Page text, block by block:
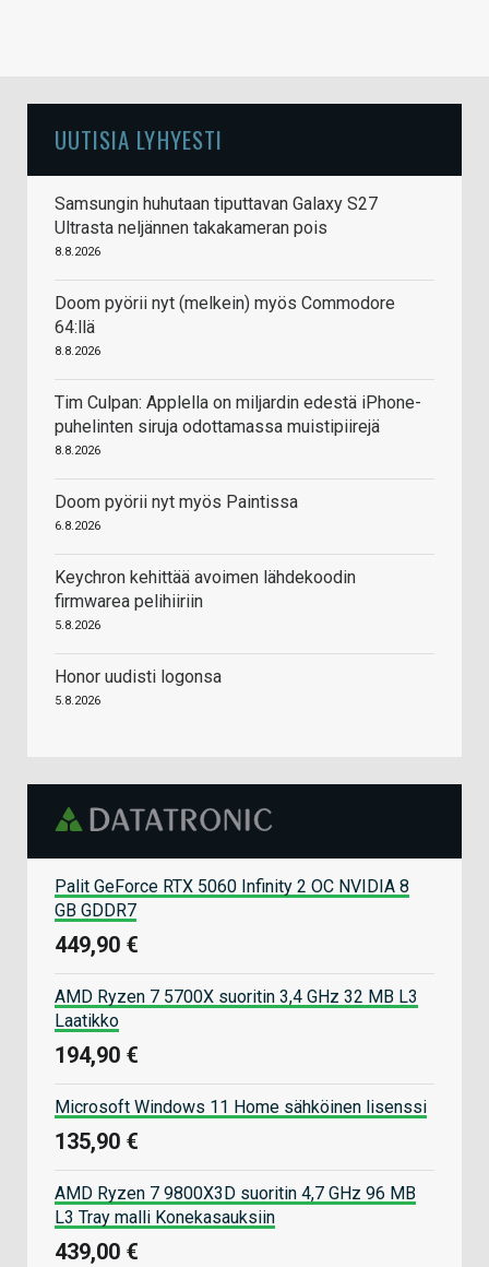
UUTISIA LYHYESTI
Samsungin huhutaan tiputtavan Galaxy S27
Ultrasta neljännen takakameran pois
8.8.2026
Doom pyörii nyt (melkein) myös Commodore
64:llä
8.8.2026
Tim Culpan: Applella on miljardin edestä iPhone-
puhelinten siruja odottamassa muistipiirejä
8.8.2026
Doom pyörii nyt myös Paintissa
6.8.2026
Keychron kehittää avoimen lähdekoodin
firmwarea pelihiiriin
5.8.2026
Honor uudisti logonsa
5.8.2026
Palit GeForce RTX 5060 Infinity 2 OC NVIDIA 8
GB GDDR7
449,90 €
AMD Ryzen 7 5700X suoritin 3,4 GHz 32 MB L3
Laatikko
194,90 €
Microsoft Windows 11 Home sähköinen lisenssi
135,90 €
AMD Ryzen 7 9800X3D suoritin 4,7 GHz 96 MB
L3 Tray malli Konekasauksiin
439,00 €